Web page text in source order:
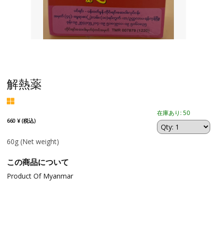
解熱薬
660 ¥ (税込)
在庫あり: 50
60g (Net weight)
この商品について
Product Of Myanmar